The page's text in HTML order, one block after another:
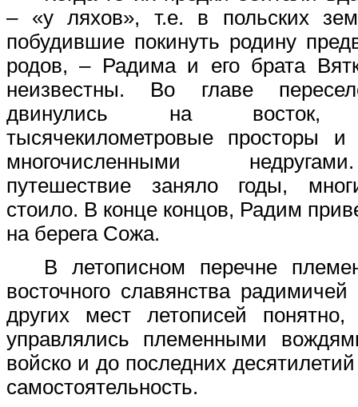
– «у ляхов», т.е. в польских
побудившие покинуть родину
родов, – Радима и его брата
неизвестны. Во главе
двинулись на восток,
тысячекилометровые просторы и
многочисленными
путешествие заняло годы,
стоило. В конце концов, Радим
на берега Сожа.
В летописном перечне
восточного славянства
других мест летописей
управлялись племенными
войско и до последних
самостоятельность.